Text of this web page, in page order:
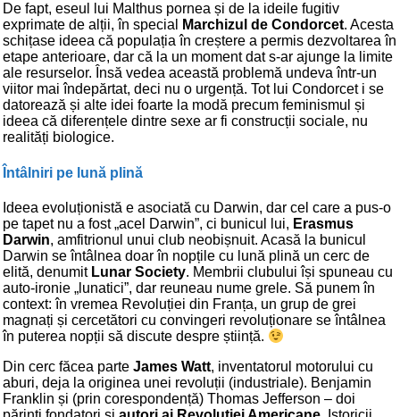
De fapt, eseul lui Malthus pornea și de la ideile fugitiv
exprimate de alții, în special
Marchizul de Condorcet. Acesta
schițase ideea că populația în creștere a permis dezvoltarea în
etape anterioare, dar că la un moment dat s-ar ajunge la limite
ale resurselor. Însă vedea această problemă undeva într-un
viitor mai îndepărtat, deci nu o urgență. Tot lui Condorcet i se
datorează și alte idei foarte la modă precum feminismul și
ideea că diferențele dintre sexe ar fi construcții sociale, nu
realități biologice.
Întâlniri pe lună plină
Ideea evoluționistă e asociată cu Darwin, dar cel care a pus-o
pe tapet nu a fost „acel Darwin”, ci bunicul lui, Erasmus
Darwin, amfitrionul unui club neobișnuit. Acasă la bunicul
Darwin se întâlnea doar în nopțile cu lună plină un cerc de
elită, denumit Lunar Society. Membrii clubului își spuneau cu
auto-ironie „lunatici”, dar reuneau nume grele. Să punem în
context: în vremea Revoluției din Franța, un grup de grei
magnați și cercetători cu convingeri revoluționare se întâlnea
în puterea nopții să discute despre știință.
Din cerc făcea parte James Watt, inventatorul motorului cu
aburi, deja la originea unei revoluții (industriale). Benjamin
Franklin și (prin corespondență) Thomas Jefferson – doi